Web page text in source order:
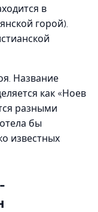
в
горой).
Название
как «Ноев
разными
бы
известных